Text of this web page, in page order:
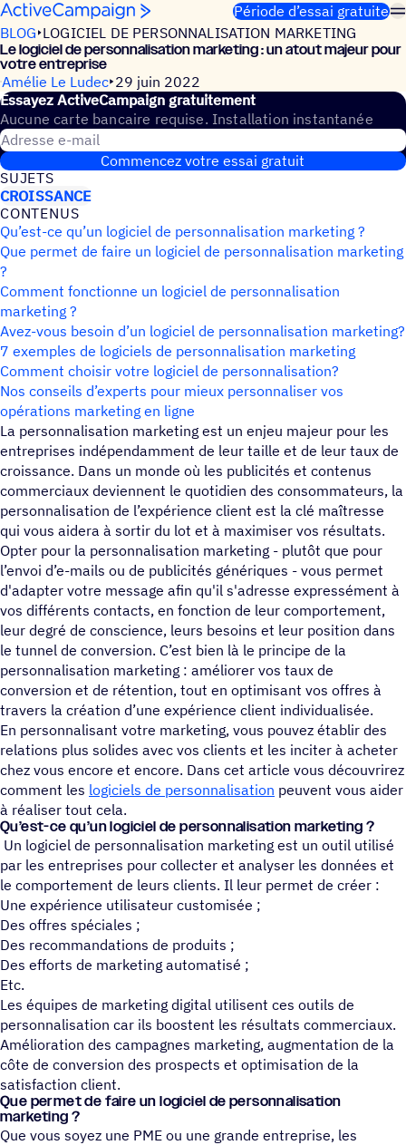
Passer au contenu
Période d’essai gratuite
BLOG LOGICIEL DE PERSONNALISATION MARKETING
Le logi­ciel de person­na­li­sa­tion marke­ting : un atout majeur pour
votre entreprise
Amélie Le Ludec 29 juin 2022
Essayez ActiveCampaign gratuitement
Aucune carte bancaire requise. Installation instantanée
Adresse e-mail
Commencez votre essai gratuit
SUJETS
CROISSANCE
CONTE­NUS
Qu’est-ce qu’un logiciel de personnalisation marketing ?
Que permet de faire un logiciel de personnalisation marketing
?
Comment fonctionne un logiciel de personnalisation
marketing ?
Avez-vous besoin d’un logiciel de personnalisation marketing?
7 exemples de logiciels de personnalisation marketing
Comment choisir votre logiciel de personnalisation?
Nos conseils d’experts pour mieux personnaliser vos
opérations marketing en ligne
La personnalisation marketing est un enjeu majeur pour les
entreprises indépendamment de leur taille et de leur taux de
croissance. Dans un monde où les publicités et contenus
commerciaux deviennent le quotidien des consommateurs, la
personnalisation de l’expérience client est la clé maîtresse
qui vous aidera à sortir du lot et à maximiser vos résultats.
Opter pour la personnalisation marketing - plutôt que pour
l’envoi d’e-mails ou de publicités génériques - vous permet
d'adapter votre message afin qu'il s'adresse expressément à
vos différents contacts, en fonction de leur comportement,
leur degré de conscience, leurs besoins et leur position dans
le tunnel de conversion. C’est bien là le principe de la
personnalisation marketing : améliorer vos taux de
conversion et de rétention, tout en optimisant vos offres à
travers la création d’une expérience client individualisée.
En personnalisant votre marketing, vous pouvez établir des
relations plus solides avec vos clients et les inciter à acheter
chez vous encore et encore. Dans cet article vous découvrirez
comment les logiciels de personnalisation peuvent vous aider
à réaliser tout cela.
Qu’est-ce qu’un logi­ciel de personnalisation marketing ?
Un logiciel de personnalisation marketing est un outil utilisé
par les entreprises pour collecter et analyser les données et
le comportement de leurs clients. Il leur permet de créer :
Une expérience utilisateur customisée ;
Des offres spéciales ;
Des recommandations de produits ;
Des efforts de marketing automatisé ;
Etc.
Les équipes de marketing digital utilisent ces outils de
personnalisation car ils boostent les résultats commerciaux.
Amélioration des campagnes marketing, augmentation de la
côte de conversion des prospects et optimisation de la
satisfaction client.
Que permet de faire un logi­ciel de personnalisation
marketing ?
Que vous soyez une PME ou une grande entreprise, les